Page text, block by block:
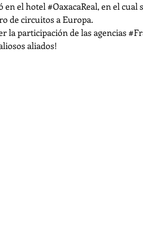
en el hotel #OaxacaReal, en el cual
de circuitos a Europa.
la participación de las agencias
aliados!